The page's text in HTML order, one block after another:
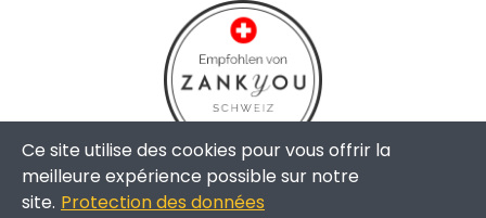
Ce site utilise des cookies pour vous offrir la
meilleure expérience possible sur notre
site. Protection des données